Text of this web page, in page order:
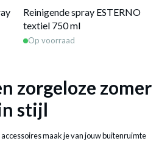
Reinigende spray ESTERNO
textiel 750 ml
Op voorraad
zorgeloze zomer
stijl
maak je van jouw buitenruimte